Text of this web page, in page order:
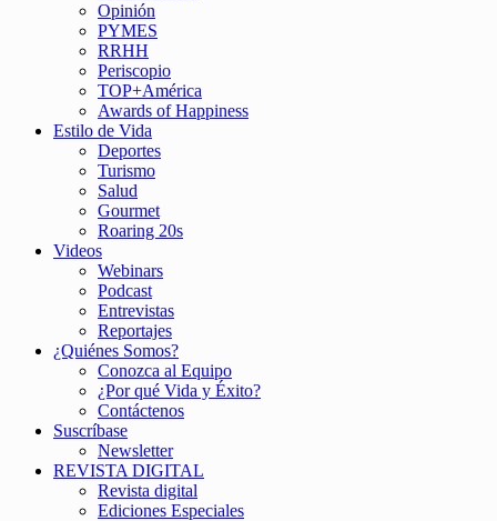
Opinión
PYMES
RRHH
Periscopio
TOP+América
Awards of Happiness
Estilo de Vida
Deportes
Turismo
Salud
Gourmet
Roaring 20s
Videos
Webinars
Podcast
Entrevistas
Reportajes
¿Quiénes Somos?
Conozca al Equipo
¿Por qué Vida y Éxito?
Contáctenos
Suscríbase
Newsletter
REVISTA DIGITAL
Revista digital
Ediciones Especiales